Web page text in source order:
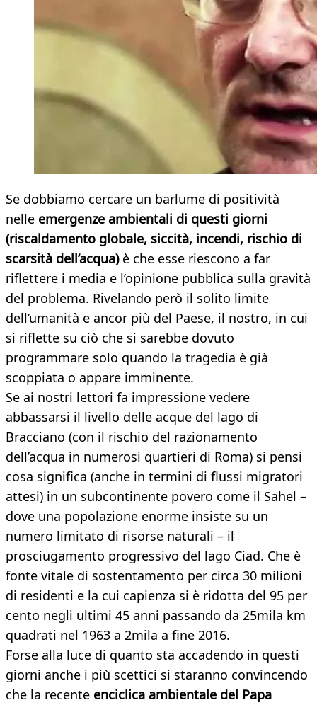
Se dobbiamo cercare un barlume di positività
nelle emergenze ambientali di questi giorni
(riscaldamento globale, siccità, incendi, rischio di
scarsità dell’acqua)è che esse riescono a far
riflettere i media e l’opinione pubblica sulla gravità
del problema. Rivelando però il solito limite
dell’umanità e ancor più del Paese, il nostro, in cui
si riflette su ciò che si sarebbe dovuto
programmare solo quando la tragedia è già
scoppiata o appare imminente.
Se ai nostri lettori fa impressione vedere
abbassarsi il livello delle acque del lago di
Bracciano (con il rischio del razionamento
dell’acqua in numerosi quartieri di Roma) si pensi
cosa significa (anche in termini di flussi migratori
attesi) in un subcontinente povero come il Sahel –
dove una popolazione enorme insiste su un
numero limitato di risorse naturali – il
prosciugamento progressivo del lago Ciad. Che è
fonte vitale di sostentamento per circa 30 milioni
di residenti e la cui capienza si è ridotta del 95 per
cento negli ultimi 45 anni passando da 25mila km
quadrati nel 1963 a 2mila a fine 2016.
Forse alla luce di quanto sta accadendo in questi
giorni anche i più scettici si staranno convincendo
che la recente enciclica ambientale del Papa